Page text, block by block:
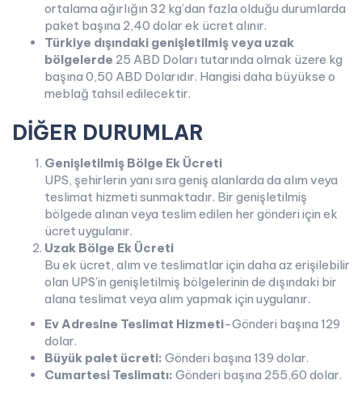
ortalama ağırlığın 32 kg’dan fazla olduğu durumlarda
paket başına 2,40 dolar ek ücret alınır.
Türkiye dışındaki genişletilmiş veya uzak
bölgelerde 25 ABD Doları tutarında olmak üzere kg
başına 0,50 ABD Dolarıdır. Hangisi daha büyükse o
meblağ tahsil edilecektir.
DİĞER DURUMLAR
Genişletilmiş Bölge Ek Ücreti
UPS, şehirlerin yanı sıra geniş alanlarda da alım veya
teslimat hizmeti sunmaktadır. Bir genişletilmiş
bölgede alınan veya teslim edilen her gönderi için ek
ücret uygulanır.
Uzak Bölge Ek Ücreti
Bu ek ücret, alım ve teslimatlar için daha az erişilebilir
olan UPS’in genişletilmiş bölgelerinin de dışındaki bir
alana teslimat veya alım yapmak için uygulanır.
Ev Adresine Teslimat Hizmeti-Gönderi başına 129
dolar.
Büyük palet ücreti: Gönderi başına 139 dolar.
Cumartesi Teslimatı: Gönderi başına 255,60 dolar.